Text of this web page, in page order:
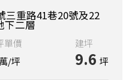
三重路41巷20號及22
下二層
單價
萬/坪
建坪
9.6 坪